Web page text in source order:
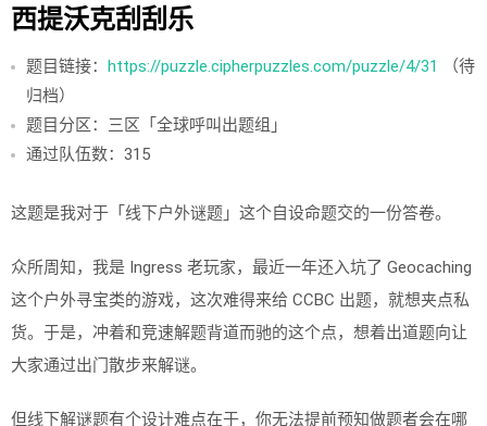
西提沃克刮刮乐
题目链接： https://puzzle.cipherpuzzles.com/puzzle/4/31
（待
归档）
题目分区：三区「全球呼叫出题组」
通过队伍数：315
这题是我对于「线下户外谜题」这个自设命题交的一份答卷。
众所周知，我是 Ingress 老玩家，最近一年还入坑了 Geocaching
这个户外寻宝类的游戏，这次难得来给 CCBC 出题，就想夹点私
货。于是，冲着和竞速解题背道而驰的这个点，想着出道题向让
大家通过出门散步来解谜。
但线下解谜题有个设计难点在于，你无法提前预知做题者会在哪